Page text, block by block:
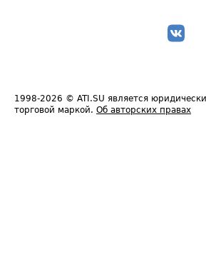
1998-2026 © ATI.SU является
торговой маркой. Об авторских правах